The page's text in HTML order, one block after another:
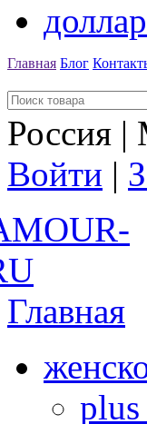
Главная Блог
Россия |
Войти |
Главная
plus